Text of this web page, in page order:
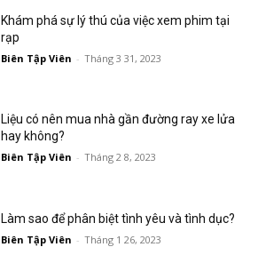
Khám phá sự lý thú của việc xem phim tại
rạp
Biên Tập Viên - Tháng 3 31, 2023
Liệu có nên mua nhà gần đường ray xe lửa
hay không?
Biên Tập Viên - Tháng 2 8, 2023
Làm sao để phân biệt tình yêu và tình dục?
Biên Tập Viên - Tháng 1 26, 2023